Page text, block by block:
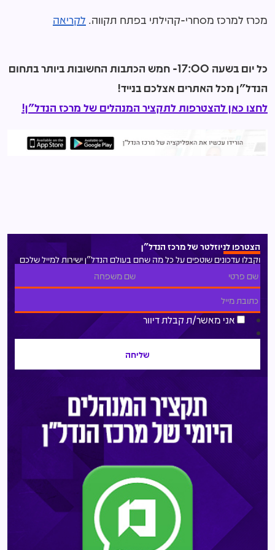
מכרז למרכז מסחרי-קהילתי בפתח תקווה. לקריאה
כל יום בשעה 17:00- חמש הכתבות החשובות ביותר בתחום
הנדל"ן מכל האתרים אצלכם בנייד!
לחצו כאן להצטרפות לתקציר המנהלים של מרכז הנדל"ן!
הצטרפו לניוזלטר של מרכז הנדל"ן
וקבלו עדכונים שוטפים על כל מה שחם בעולם הנדל"ן ישירות למייל שלכם
אני מאשר/ת קבלת דיוור